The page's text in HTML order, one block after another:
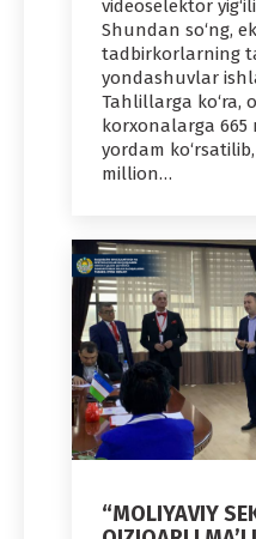
videoselektor
Shundan so‘ng,
tadbirkorlarning
yondashuvlar
Tahlillarga ko‘ra,
korxonalarga 665
yordam
million…
“MOLIYAVIY